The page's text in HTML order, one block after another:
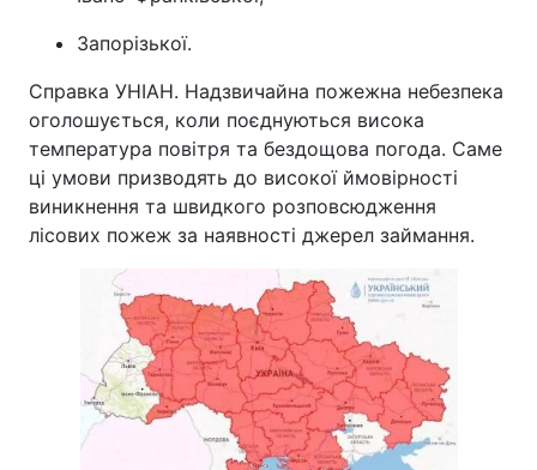
Запорізької.
Справка УНІАН. Надзвичайна пожежна небезпека
оголошується, коли поєднуються висока
температура повітря та бездощова погода. Саме
ці умови призводять до високої ймовірності
виникнення та швидкого розповсюдження
лісових пожеж за наявності джерел займання.